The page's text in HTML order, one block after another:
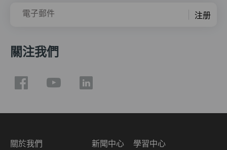
電子郵件 注册
關注我們
關於我們 新聞中心 學習中心